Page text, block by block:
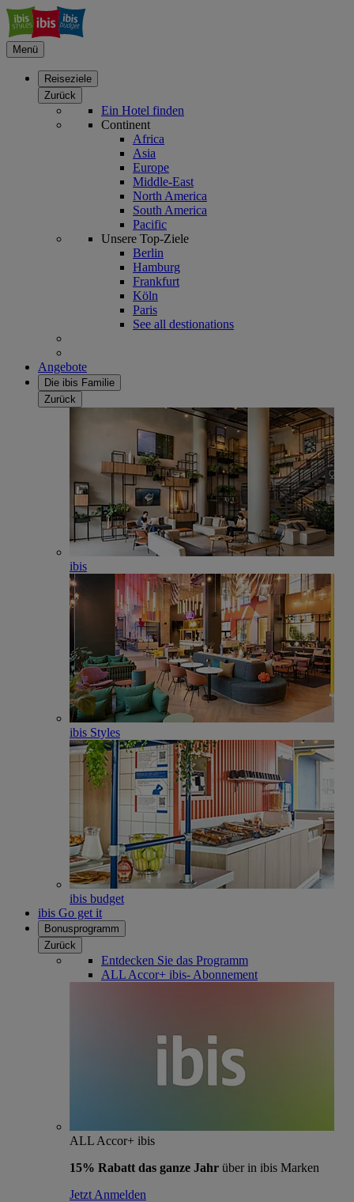
Menü
Reiseziele
Zurück
Ein Hotel finden
Continent
Africa
Asia
Europe
Middle-East
North America
South America
Pacific
Unsere Top-Ziele
Berlin
Hamburg
Frankfurt
Köln
Paris
See all destionations
Angebote
Die ibis Familie
Zurück
ibis
ibis Styles
ibis budget
ibis Go get it
Bonusprogramm
Zurück
Entdecken Sie das Programm
ALL Accor+ ibis- Abonnement
ALL Accor+ ibis
15% Rabatt das ganze Jahr über in ibis Marken
Jetzt Anmelden